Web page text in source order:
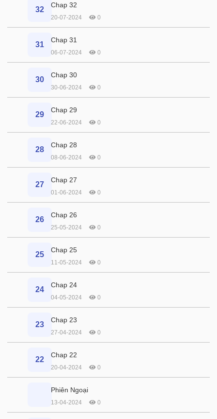
32
Chap 32
20-07-2024 0
31
Chap 31
06-07-2024 0
30
Chap 30
30-06-2024 0
29
Chap 29
22-06-2024 0
28
Chap 28
08-06-2024 0
27
Chap 27
01-06-2024 0
26
Chap 26
25-05-2024 0
25
Chap 25
11-05-2024 0
24
Chap 24
04-05-2024 0
23
Chap 23
27-04-2024 0
22
Chap 22
20-04-2024 0
Phiên Ngoại
13-04-2024 0